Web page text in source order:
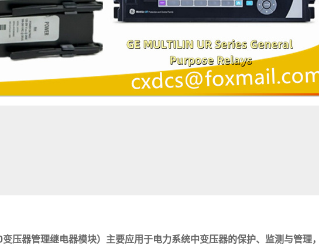
压器管理继电器模块）主要应用于电力系统中变压器的保护、监测与管理